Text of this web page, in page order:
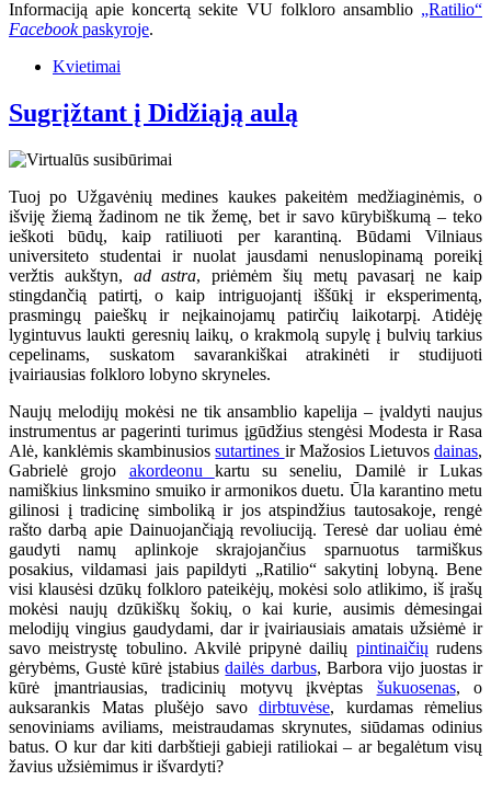
Informaciją apie koncertą sekite VU folkloro ansamblio „Ratilio“
Facebookpaskyroje.
Kvietimai
Sugrįžtant į Didžiąją aulą
Tuoj po Užgavėnių medines kaukes pakeitėm medžiaginėmis, o
išviję žiemą žadinom ne tik žemę, bet ir savo kūrybiškumą – teko
ieškoti būdų, kaip ratiliuoti per karantiną. Būdami Vilniaus
universiteto studentai ir nuolat jausdami nenuslopinamą poreikį
veržtis aukštyn, ad astra, priėmėm šių metų pavasarį ne kaip
stingdančią patirtį, o kaip intriguojantį iššūkį ir eksperimentą,
prasmingų paieškų ir neįkainojamų patirčių laikotarpį. Atidėję
lygintuvus laukti geresnių laikų, o krakmolą supylę į bulvių tarkius
cepelinams, suskatom savarankiškai atrakinėti ir studijuoti
įvairiausias folkloro lobyno skryneles.
Naujų melodijų mokėsi ne tik ansamblio kapelija – įvaldyti naujus
instrumentus ar pagerinti turimus įgūdžius stengėsi Modesta ir Rasa
Alė, kanklėmis skambinusiossutartines ir Mažosios Lietuvosdainas,
Gabrielė grojo akordeonu kartu su seneliu, Damilė ir Lukas
namiškius linksmino smuiko ir armonikos duetu. Ūla karantino metu
gilinosi į tradicinę simboliką ir jos atspindžius tautosakoje, rengė
rašto darbą apie Dainuojančiąją revoliuciją. Teresė dar uoliau ėmė
gaudyti namų aplinkoje skrajojančius sparnuotus tarmiškus
posakius, vildamasi jais papildyti „Ratilio“ sakytinį lobyną. Bene
visi klausėsi dzūkų folkloro pateikėjų, mokėsi solo atlikimo, iš įrašų
mokėsi naujų dzūkiškų šokių, o kai kurie, ausimis dėmesingai
melodijų vingius gaudydami, dar ir įvairiausiais amatais užsiėmė ir
savo meistrystę tobulino. Akvilė pripynė dailių pintinaičių rudens
gėrybėms, Gustė kūrė įstabiusdailės darbus, Barbora vijo juostas ir
kūrė įmantriausias, tradicinių motyvų įkvėptas šukuosenas, o
auksarankis Matas plušėjo savo dirbtuvėse, kurdamas rėmelius
senoviniams aviliams, meistraudamas skrynutes, siūdamas odinius
batus. O kur dar kiti darbštieji gabieji ratiliokai – ar begalėtum visų
žavius užsiėmimus ir išvardyti?